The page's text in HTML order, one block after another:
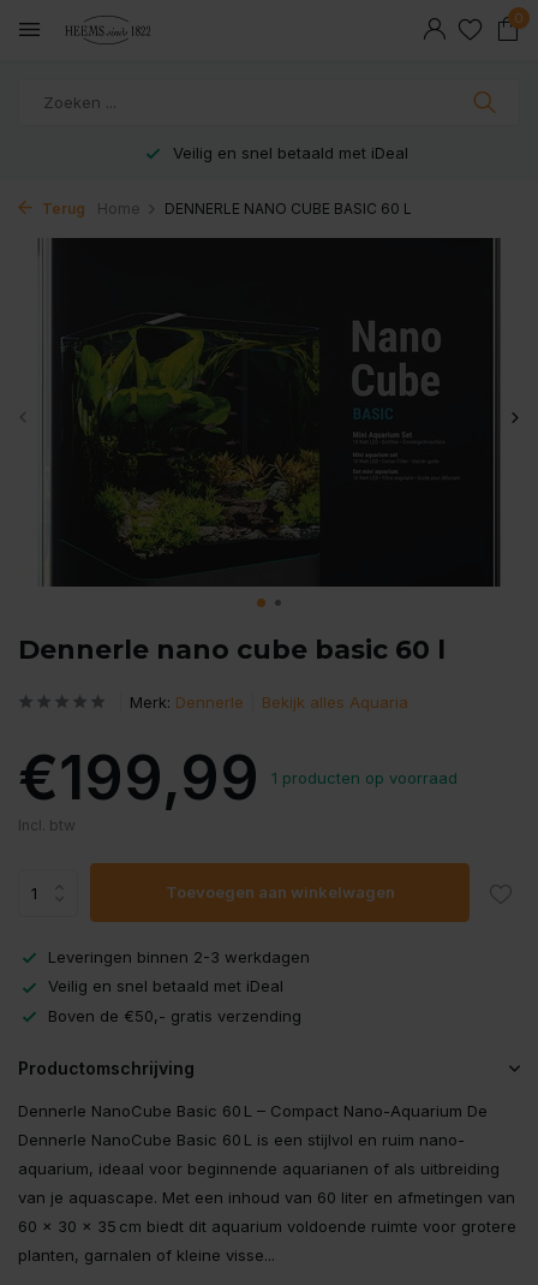
0
Veilig en snel betaald met iDeal
Terug Home DENNERLE NANO CUBE BASIC 60 L
Dennerle nano cube basic 60 l
Merk: Dennerle Bekijk alles Aquaria
€199,99 1 producten op voorraad
Incl. btw
Toevoegen aan winkelwagen
Leveringen binnen 2-3 werkdagen
Veilig en snel betaald met iDeal
Boven de €50,- gratis verzending
Productomschrijving
Dennerle NanoCube Basic 60 L – Compact Nano-Aquarium De
Dennerle NanoCube Basic 60 L is een stijlvol en ruim nano-
aquarium, ideaal voor beginnende aquarianen of als uitbreiding
van je aquascape. Met een inhoud van 60 liter en afmetingen van
60 × 30 × 35 cm biedt dit aquarium voldoende ruimte voor grotere
planten, garnalen of kleine visse...